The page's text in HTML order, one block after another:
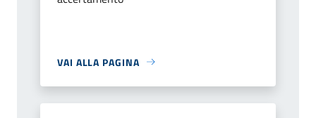
VAI ALLA PAGINA